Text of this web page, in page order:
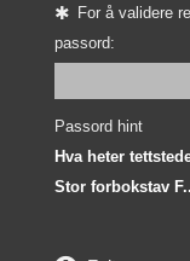
For å validere
passord:
Passord hint
Hva heter
Stor forbokstav